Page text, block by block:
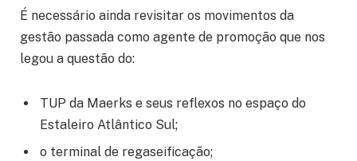
É necessário ainda revisitar os movimentos da
gestão passada como agente de promoção que nos
legou a questão do:
TUP da Maerks e seus reflexos no espaço do
Estaleiro Atlântico Sul;
o terminal de regaseificação;